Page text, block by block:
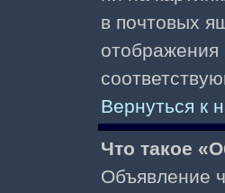
в почтовых
отображения
Вернуться к
Что такое
Объявление